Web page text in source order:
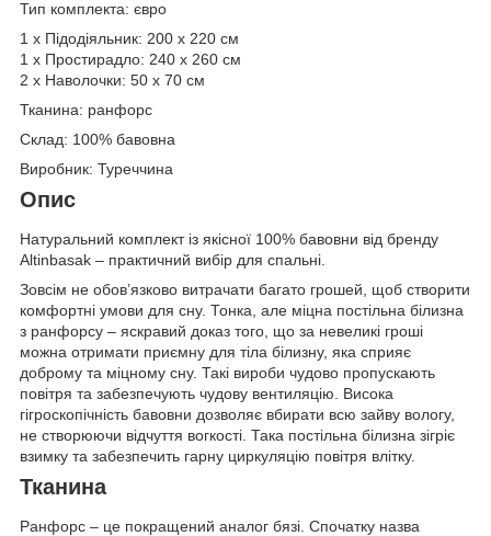
Тип комплекта: євро
1 х Підодіяльник: 200 х 220 см
1 х Простирадло: 240 х 260 см
2 х Наволочки: 50 х 70 см
Тканина: ранфорс
Склад: 100% бавовна
Виробник: Туреччина
Опис
Натуральний комплект із якісної 100% бавовни від бренду
Altinbasak – практичний вибір для спальні.
Зовсім не обов’язково витрачати багато грошей, щоб створити
комфортні умови для сну. Тонка, але міцна постільна білизна
з ранфорсу – яскравий доказ того, що за невеликі гроші
можна отримати приємну для тіла білизну, яка сприяє
доброму та міцному сну. Такі вироби чудово пропускають
повітря та забезпечують чудову вентиляцію. Висока
гігроскопічність бавовни дозволяє вбирати всю зайву вологу,
не створюючи відчуття вогкості. Така постільна білизна зігріє
взимку та забезпечить гарну циркуляцію повітря влітку.
Тканина
Ранфорс – це покращений аналог бязі. Спочатку назва